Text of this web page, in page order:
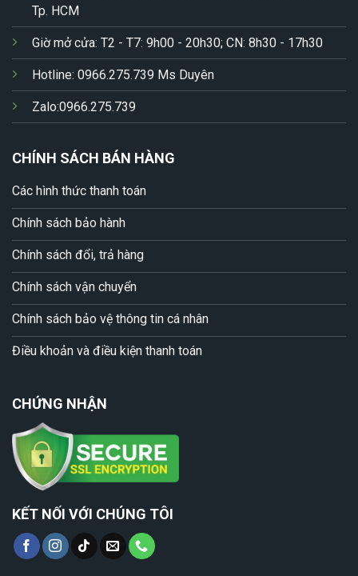
Tp. HCM
Giờ mở cửa: T2 - T7: 9h00 - 20h30; CN: 8h30 - 17h30
Hotline: 0966.275.739 Ms Duyên
Zalo:0966.275.739
CHÍNH SÁCH BÁN HÀNG
Các hình thức thanh toán
Chính sách bảo hành
Chính sách đổi, trả hàng
Chính sách vận chuyển
Chính sách bảo vệ thông tin cá nhân
Điều khoản và điều kiện thanh toán
CHỨNG NHẬN
KẾT NỐI VỚI CHÚNG TÔI